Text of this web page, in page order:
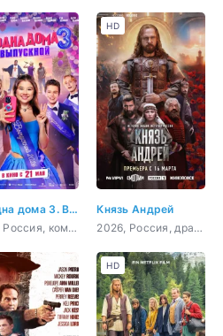
Не одна дома 3. Выпускной
2026, Россия, комедия, приключения, семейный
Князь Андрей
2026, Россия, драма, история, биография
HD
HD